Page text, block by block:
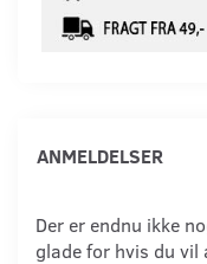
ANMELDELSER
Der er endnu ikke
glade for hvis du vil